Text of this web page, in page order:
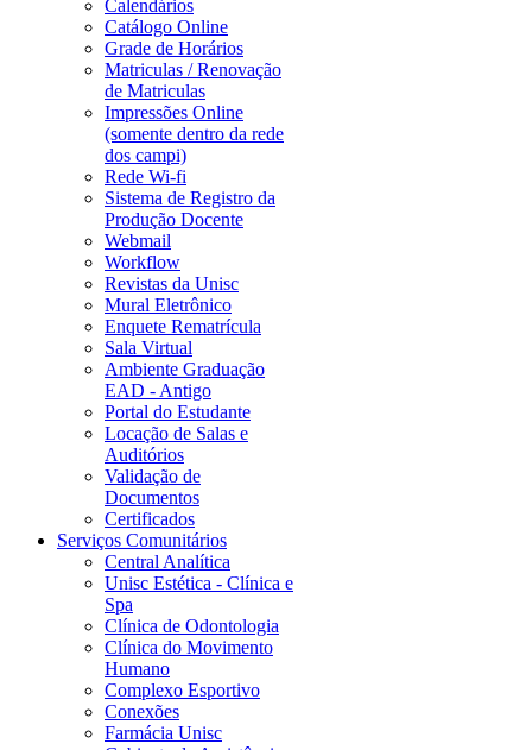
Calendários
Catálogo Online
Grade de Horários
Matriculas / Renovação
de Matriculas
Impressões Online
(somente dentro da rede
dos campi)
Rede Wi-fi
Sistema de Registro da
Produção Docente
Webmail
Workflow
Revistas da Unisc
Mural Eletrônico
Enquete Rematrícula
Sala Virtual
Ambiente Graduação
EAD - Antigo
Portal do Estudante
Locação de Salas e
Auditórios
Validação de
Documentos
Certificados
Serviços Comunitários
Central Analítica
Unisc Estética - Clínica e
Spa
Clínica de Odontologia
Clínica do Movimento
Humano
Complexo Esportivo
Conexões
Farmácia Unisc